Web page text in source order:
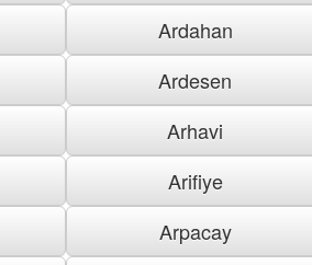
Ardahan
Ardesen
Arhavi
Arifiye
Arpacay